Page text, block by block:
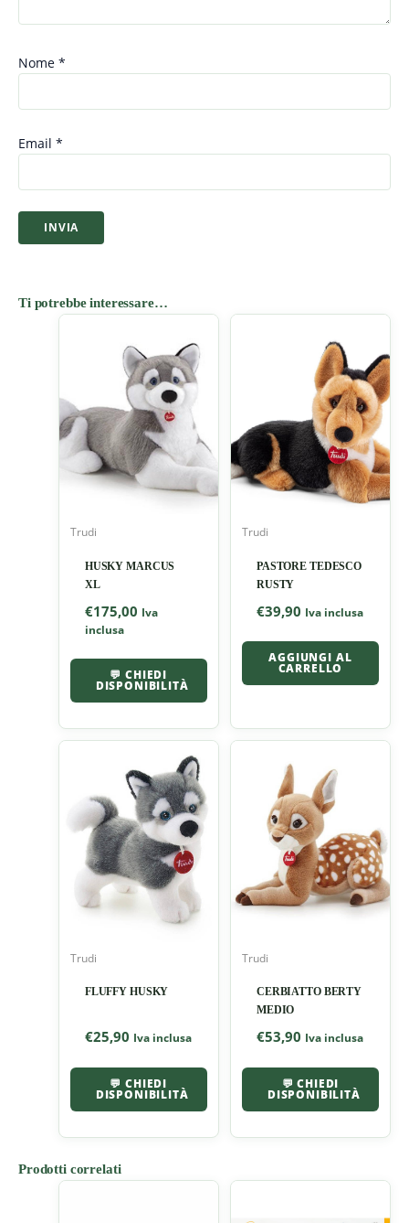
Nome *
Email *
Ti potrebbe interessare…
Trudi
HUSKY MARCUS
XL
€175,00 Iva
inclusa
💬 CHIEDI
DISPONIBILITÀ
Trudi
PASTORE TEDESCO
RUSTY
€39,90 Iva inclusa
AGGIUNGI AL
CARRELLO
Trudi
FLUFFY HUSKY
€25,90 Iva inclusa
💬 CHIEDI
DISPONIBILITÀ
Trudi
CERBIATTO BERTY
MEDIO
€53,90 Iva inclusa
💬 CHIEDI
DISPONIBILITÀ
Prodotti correlati